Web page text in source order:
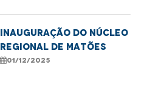
Inauguração do Núcleo
Regional de Matões
01/12/2025